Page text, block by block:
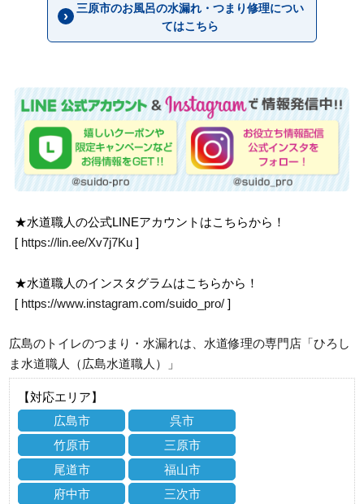
三原市のお風呂の水漏れ・つまり修理につい
てはこちら
★水道職人の公式LINEアカウントはこちらから！
[ https://lin.ee/Xv7j7Ku ]
★水道職人のインスタグラムはこちらから！
[ https://www.instagram.com/suido_pro/ ]
広島のトイレのつまり・水漏れは、水道修理の専門店「ひろし
ま水道職人（広島水道職人）」
【対応エリア】
広島市
呉市
竹原市
三原市
尾道市
福山市
府中市
三次市